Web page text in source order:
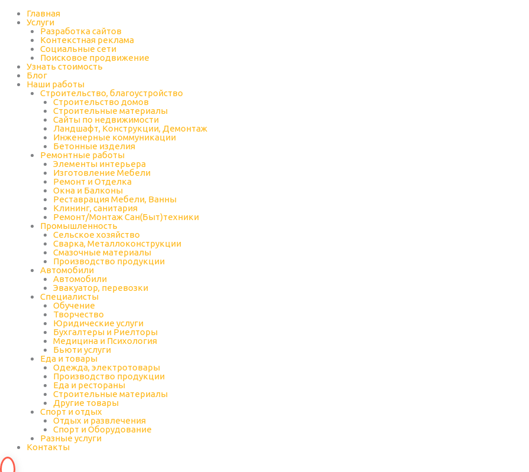
содержимому
Главная
Услуги
Разработка сайтов
Контекстная реклама
Социальные сети
Поисковое продвижение
Узнать стоимость
Блог
Наши работы
Строительство, благоустройство
Строительство домов
Строительные материалы
Сайты по недвижимости
Ландшафт, Конструкции, Демонтаж
Инженерные коммуникации
Бетонные изделия
Ремонтные работы
Элементы интерьера
Изготовление Мебели
Ремонт и Отделка
Окна и Балконы
Реставрация Мебели, Ванны
Клининг, санитария
Ремонт/Монтаж Сан(Быт)техники
Промышленность
Cельское хозяйство
Сварка, Металлоконструкции
Cмазочные материалы
Производство продукции
Автомобили
Автомобили
Эвакуатор, перевозки
Специалисты
Обучение
Творчество
Юридические услуги
Бухгалтеры и Риелторы
Медицина и Психология
Бьюти услуги
Еда и товары
Одежда, электротовары
Производство продукции
Еда и рестораны
Строительные материалы
Другие товары
Спорт и отдых
Отдых и развлечения
Спорт и Оборудование
Разные услуги
Контакты